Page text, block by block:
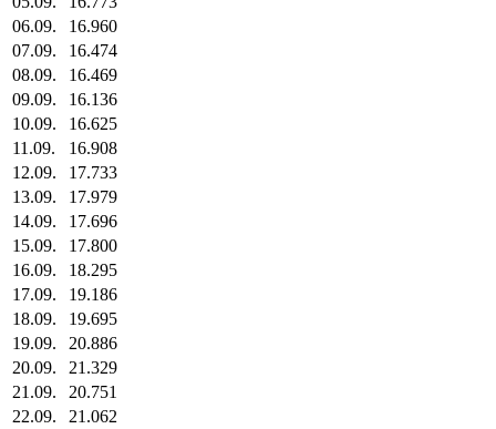
06.09.
16.960
07.09.
16.474
08.09.
16.469
09.09.
16.136
10.09.
16.625
11.09.
16.908
12.09.
17.733
13.09.
17.979
14.09.
17.696
15.09.
17.800
16.09.
18.295
17.09.
19.186
18.09.
19.695
19.09.
20.886
20.09.
21.329
21.09.
20.751
22.09.
21.062